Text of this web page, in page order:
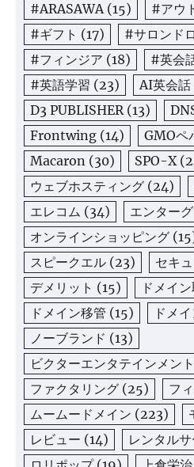
#ARASAWA(15) #アウ
#ギフト (17) #サロンド
#フィンジア (18) #英会
#英語学習 (23) AI英会話
D3 PUBLISHER(13)
Frontwing (14) GMOペ
Macaron (30) SPO-X
ウェブホスティング (24)
エレコム (34) エンター
オンラインショッピング
スピークエル (23) セキ
デメリット (15) ドメイ
ドメイン移管 (15) ドメ
ノーブランド (13)
ビクターエンタテインメント
ファクタリング (25) フ
ムームードメイン (223)
レビュー (14) レンタル